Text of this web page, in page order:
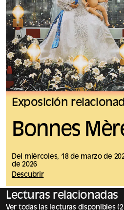
Exposición
Bonnes
Del miércoles, 18 de marzo de
de 2026
Descubrir
Lecturas relacionadas
Ver todas las lecturas disponibles